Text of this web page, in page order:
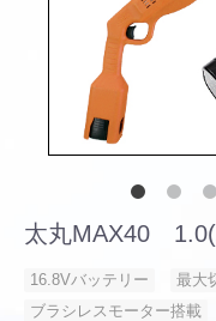
太丸MAX40 1.0(
16.8Vバッテリー 最大
ブラシレスモーター搭載